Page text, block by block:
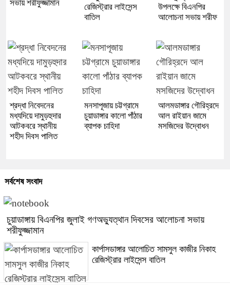
সভায় শরীফুজ্জামান
রেজিস্ট্রার লাইসেন্স
বাতিল
উপলক্ষে বিএনপির
আলোচনা সভায় শরীফ
শ্রদ্ধা নিবেদনের
মধ্যদিয়ে দামুড়হুদার
আটকবরে স্থানীয়
শহীদ দিবস পালিত
মনসাপূজায় চট্টগ্রামে
চুয়াডাঙ্গার কালো পাঁঠার
ব্যাপক চাহিদা
আলমডাঙ্গার গৌরিহ্রদে
আল রাইয়ান জামে
মসজিদের উদ্বোধন
সর্বশেষ সংবাদ
চুয়াডাঙ্গায় বিএনপির জুলাই গণঅভ্যুত্থান দিবসের আলোচনা সভায়
শরীফুজ্জামান
কার্পাসডাঙ্গার আলোচিত সামসুল কাজীর নিকাহ
রেজিস্ট্রার লাইসেন্স বাতিল